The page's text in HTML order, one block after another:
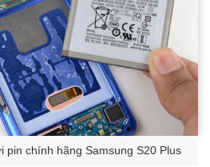
pin chính hãng Samsung S20 Plus